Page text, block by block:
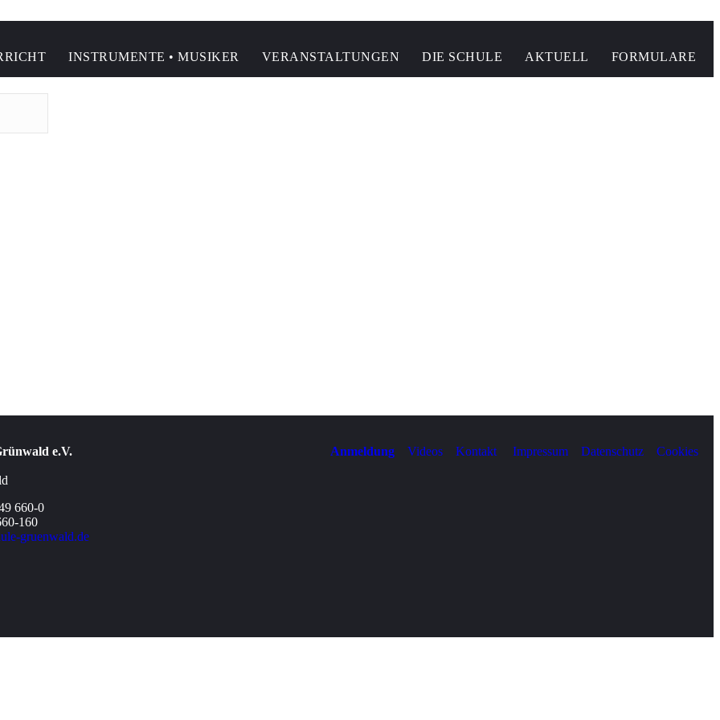
INSTRUMENTE • MUSIKER VERANSTALTUNGEN DIE SCHULE AKTUELL FORMULARE
e.V.
660-0
160
gruenwald.de
Anmeldung Videos Kontakt Impressum Datenschutz Cookies